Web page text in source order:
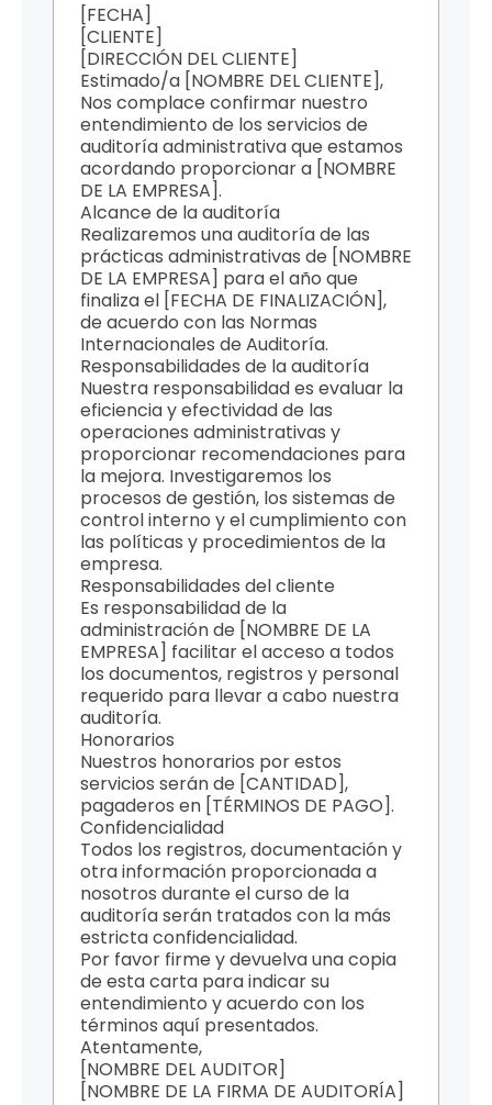
[FECHA]
[CLIENTE]
[DIRECCIÓN DEL CLIENTE]
Estimado/a [NOMBRE DEL CLIENTE],
Nos complace confirmar nuestro
entendimiento de los servicios de
auditoría administrativa que estamos
acordando proporcionar a [NOMBRE
DE LA EMPRESA].
Alcance de la auditoría
Realizaremos una auditoría de las
prácticas administrativas de [NOMBRE
DE LA EMPRESA] para el año que
finaliza el [FECHA DE FINALIZACIÓN],
de acuerdo con las Normas
Internacionales de Auditoría.
Responsabilidades de la auditoría
Nuestra responsabilidad es evaluar la
eficiencia y efectividad de las
operaciones administrativas y
proporcionar recomendaciones para
la mejora. Investigaremos los
procesos de gestión, los sistemas de
control interno y el cumplimiento con
las políticas y procedimientos de la
empresa.
Responsabilidades del cliente
Es responsabilidad de la
administración de [NOMBRE DE LA
EMPRESA] facilitar el acceso a todos
los documentos, registros y personal
requerido para llevar a cabo nuestra
auditoría.
Honorarios
Nuestros honorarios por estos
servicios serán de [CANTIDAD],
pagaderos en [TÉRMINOS DE PAGO].
Confidencialidad
Todos los registros, documentación y
otra información proporcionada a
nosotros durante el curso de la
auditoría serán tratados con la más
estricta confidencialidad.
Por favor firme y devuelva una copia
de esta carta para indicar su
entendimiento y acuerdo con los
términos aquí presentados.
Atentamente,
[NOMBRE DEL AUDITOR]
[NOMBRE DE LA FIRMA DE AUDITORÍA]